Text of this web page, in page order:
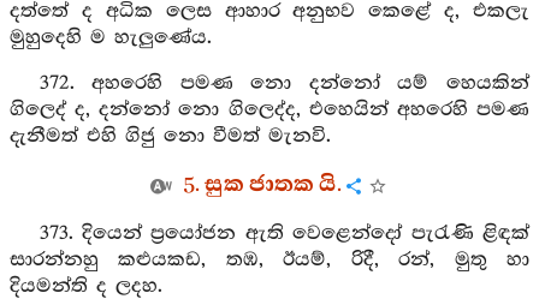
දත්තේ ද අධික ලෙස ආහාර අනුභව කෙළේ ද, එකලැ
මුහුදෙහි ම හැලුණේය.
372. අහරෙහි පමණ නො දන්නෝ යම් හෙයකින්
ගිලෙද් ද, දන්නෝ නො ගිලෙද්ද, එහෙයින් අහරෙහි පමණ
දැනීමත් එහි ගිජු නො වීමත් මැනවි.
5. සුක ජාතක යි.
373. දියෙන් ප්‍රයෝජන ඇති වෙළෙන්දෝ පැරැණි ළිඳක්
සාරන්නහු කළුයකඩ, තඹ, ඊයම්, රිදී, රන්, මුතු හා
දියමන්ති ද ලදහ.